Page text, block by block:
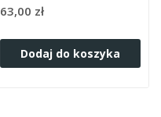
63,00 zł
Dodaj do koszyka